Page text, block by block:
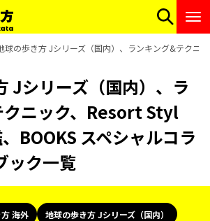
球の歩き方 Jシリーズ（国内）、ランキング&テクニ
Jシリーズ（国内）、ラ
クニック、Resort Styl
BOOKS スペシャルコラ
ック一覧
海外
地球の歩き方 Jシリーズ（国内）